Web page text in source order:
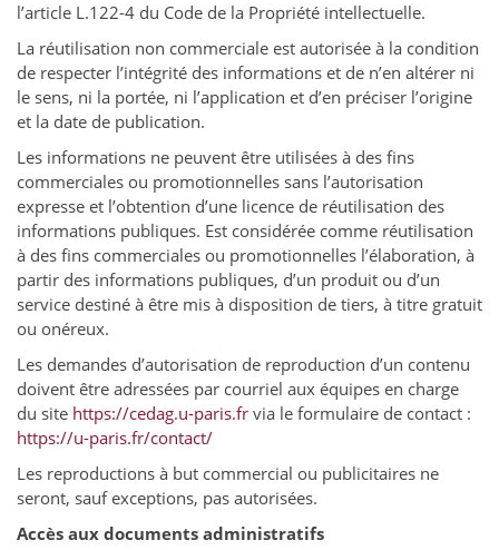
l’article L.122-4 du Code de la Propriété intellectuelle.
La réutilisation non commerciale est autorisée à la condition
de respecter l’intégrité des informations et de n’en altérer ni
le sens, ni la portée, ni l’application et d’en préciser l’origine
et la date de publication.
Les informations ne peuvent être utilisées à des fins
commerciales ou promotionnelles sans l’autorisation
expresse et l’obtention d’une licence de réutilisation des
informations publiques. Est considérée comme réutilisation
à des fins commerciales ou promotionnelles l’élaboration, à
partir des informations publiques, d’un produit ou d’un
service destiné à être mis à disposition de tiers, à titre gratuit
ou onéreux.
Les demandes d’autorisation de reproduction d’un contenu
doivent être adressées par courriel aux équipes en charge
du site https://cedag.u-paris.fr via le formulaire de contact :
https://u-paris.fr/contact/
Les reproductions à but commercial ou publicitaires ne
seront, sauf exceptions, pas autorisées.
Accès aux documents administratifs